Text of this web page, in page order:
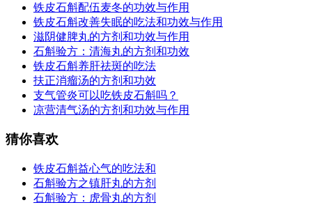
铁皮石斛配伍麦冬的功效与作用
铁皮石斛改善失眠的吃法和功效与作用
滋阴健脾丸的方剂和功效与作用
石斛验方：清海丸的方剂和功效
铁皮石斛养肝祛斑的吃法
扶正消瘤汤的方剂和功效
支气管炎可以吃铁皮石斛吗？
凉营清气汤的方剂和功效与作用
猜你喜欢
铁皮石斛益心气的吃法和
石斛验方之镇肝丸的方剂
石斛验方：虎骨丸的方剂